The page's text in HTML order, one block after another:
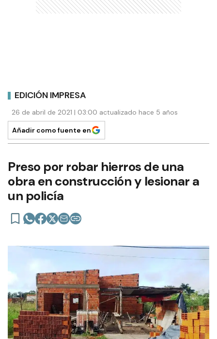
EDICIÓN IMPRESA
26 de abril de 2021 | 03:00 actualizado hace 5 años
Añadir como fuente en
Preso por robar hierros de una
obra en construcción y lesionar a
un policía